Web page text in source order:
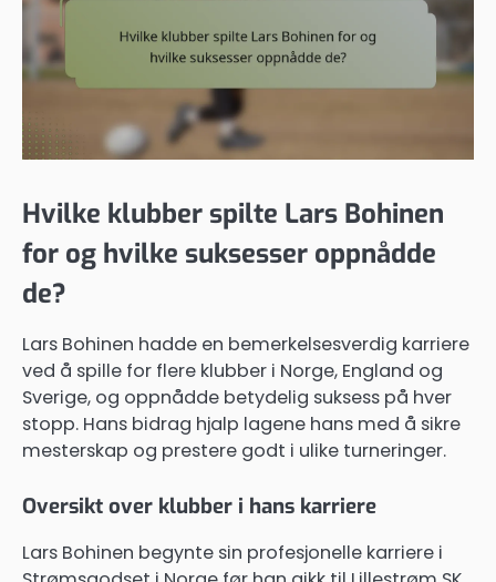
Hvilke klubber spilte Lars Bohinen
for og hvilke suksesser oppnådde
de?
Lars Bohinen hadde en bemerkelsesverdig karriere
ved å spille for flere klubber i Norge, England og
Sverige, og oppnådde betydelig suksess på hver
stopp. Hans bidrag hjalp lagene hans med å sikre
mesterskap og prestere godt i ulike turneringer.
Oversikt over klubber i hans karriere
Lars Bohinen begynte sin profesjonelle karriere i